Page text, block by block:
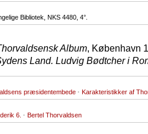
Bibliotek, NKS 4480 , 4°.
Album, København
Land. Ludvig Bødtcher i
præsidentembede · Karakteristikker af
6. · Bertel Thorvaldsen